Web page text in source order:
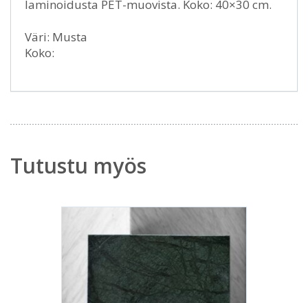
laminoidusta PET-muovista. Koko: 40×30 cm.
Väri: Musta
Koko:
Tutustu myös